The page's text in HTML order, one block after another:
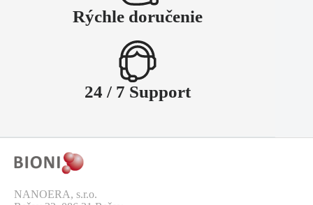
Rýchle doručenie
24 / 7 Support
NANOERA, s.r.o.